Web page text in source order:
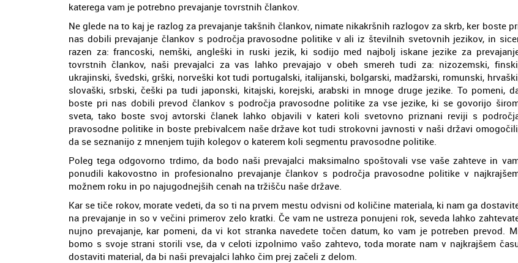
katerega vam je potrebno prevajanje tovrstnih člankov.
Ne glede na to kaj je razlog za prevajanje takšnih člankov, nimate nikakršnih razlogov za skrb, ker boste
nas dobili prevajanje člankov s področja pravosodne politike v ali iz številnih svetovnih jezikov, in
razen za: francoski, nemški, angleški in ruski jezik, ki sodijo med najbolj iskane jezike za
tovrstnih člankov, naši prevajalci za vas lahko prevajajo v obeh smereh tudi za: nizozemski,
ukrajinski, švedski, grški, norveški kot tudi portugalski, italijanski, bolgarski, madžarski, romunski,
slovaški, srbski, češki pa tudi japonski, kitajski, korejski, arabski in mnoge druge jezike. To pomeni,
boste pri nas dobili prevod člankov s področja pravosodne politike za vse jezike, ki se govorijo
sveta, tako boste svoj avtorski članek lahko objavili v kateri koli svetovno priznani reviji s
pravosodne politike in boste prebivalcem naše države kot tudi strokovni javnosti v naši državi
da se seznanijo z mnenjem tujih kolegov o katerem koli segmentu pravosodne politike.
Poleg tega odgovorno trdimo, da bodo naši prevajalci maksimalno spoštovali vse vaše zahteve in
ponudili kakovostno in profesionalno prevajanje člankov s področja pravosodne politike v
možnem roku in po najugodnejših cenah na tržišču naše države.
Kar se tiče rokov, morate vedeti, da so ti na prvem mestu odvisni od količine materiala, ki nam ga
na prevajanje in so v večini primerov zelo kratki. Če vam ne ustreza ponujeni rok, seveda lahko
nujno prevajanje, kar pomeni, da vi kot stranka navedete točen datum, ko vam je potreben prevod.
bomo s svoje strani storili vse, da v celoti izpolnimo vašo zahtevo, toda morate nam v najkrajšem
dostaviti material, da bi naši prevajalci lahko čim prej začeli z delom.